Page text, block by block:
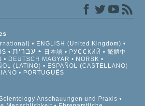
ENGLISH (United Kingdom)
עברית 日本語 РУССКИЙ
繁體中
DEUTSCH MAGYAR
NORSK
(LATINO)
ESPAÑOL (CASTELLANO)
PORTUGUÊS
Anschauungen und Praxis